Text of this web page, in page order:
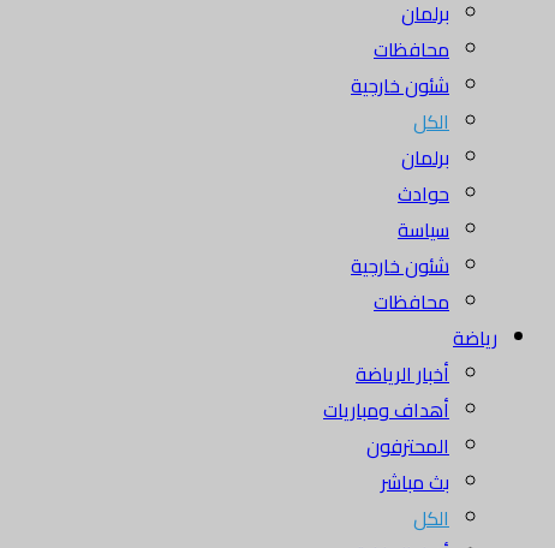
برلمان
محافظات
شئون خارجية
الكل
برلمان
حوادث
سياسة
شئون خارجية
محافظات
رياضة
أخبار الرياضة
أهداف ومباريات
المحترفون
بث مباشر
الكل